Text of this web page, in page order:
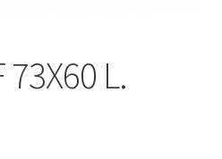
73X60 L.